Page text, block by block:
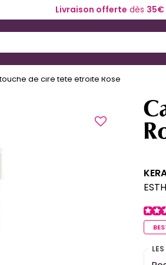
Livraison offerte dès 35€
de coiffure Coloration
de cire tête étroite Rose